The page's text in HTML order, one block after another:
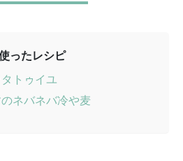
ったレシピ
タトゥイユ
のネバネバ冷や麦